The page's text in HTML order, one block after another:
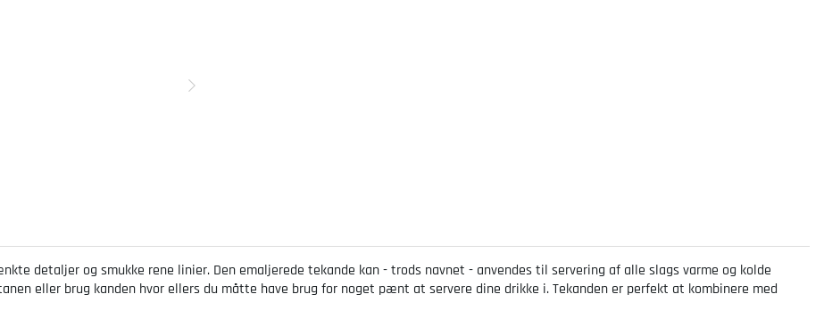
detaljer og smukke rene linier. Den emaljerede tekande kan - trods navnet - anvendes til servering af alle slags varme og kolde
eller brug kanden hvor ellers du måtte have brug for noget pænt at servere dine drikke i. Tekanden er perfekt at kombinere med